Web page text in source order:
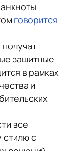
говорится
защитные
в рамках
и
все
стилю с